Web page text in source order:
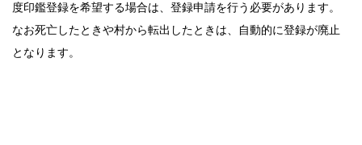
度印鑑登録を希望する場合は、登録申請を行う必要があります。
なお死亡したときや村から転出したときは、自動的に登録が廃止
となります。